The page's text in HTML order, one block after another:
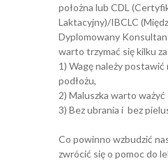
położna lub CDL
Laktacyjny)/IBCLC
Dyplomowany
warto trzymać się kilku
1) Wagę należy postawić
podłożu,
2) Maluszka warto
3) Bez ubrania i bez
Co powinno wzbudzić
zwrócić się o pomoc do